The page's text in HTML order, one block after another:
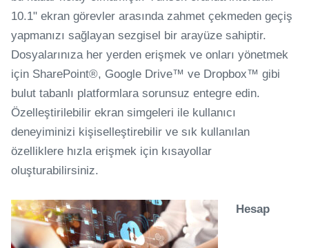
10.1" ekran görevler arasında zahmet çekmeden geçiş
yapmanızı sağlayan sezgisel bir arayüze sahiptir.
Dosyalarınıza her yerden erişmek ve onları yönetmek
için SharePoint®, Google Drive™ ve Dropbox™ gibi
bulut tabanlı platformlara sorunsuz entegre edin.
Özelleştirilebilir ekran simgeleri ile kullanıcı
deneyiminizi kişiselleştirebilir ve sık kullanılan
özelliklere hızla erişmek için kısayollar
oluşturabilirsiniz.
Hesap